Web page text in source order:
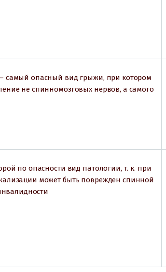
самый опасный вид грыжи, при котором
не спинномозговых нервов, а самого
по опасности вид патологии, т. к. при
может быть поврежден спинной